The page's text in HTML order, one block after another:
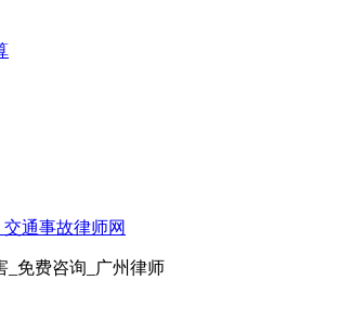
交通事故律师网
_免费咨询_广州律师